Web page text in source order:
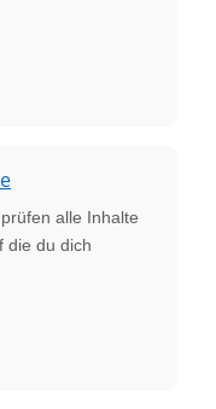
alle Inhalte
die du dich